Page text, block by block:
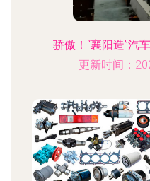
骄傲！“襄阳造”汽
更新时间：